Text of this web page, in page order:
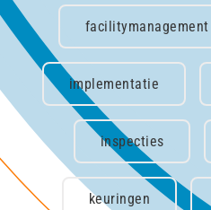
facilitymanagement
implementatie
inspecties
keuringen